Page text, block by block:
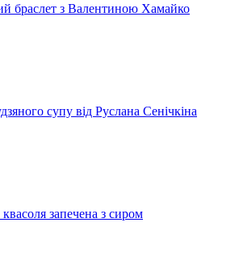
браслет з Валентиною Хамайко
супу від Руслана Сенічкіна
запечена з сиром